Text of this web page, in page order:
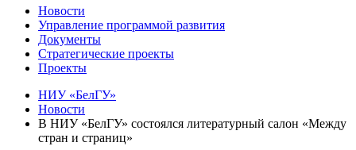
Новости
Управление программой развития
Документы
Стратегические проекты
Проекты
НИУ «БелГУ»
Новости
В НИУ «БелГУ» состоялся литературный салон «Между
стран и страниц»